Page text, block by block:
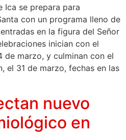
Ica se prepara para
con un programa lleno de
en la figura del Señor
inician con el
de marzo, y culminan con el
el 31 de marzo, fechas en las
nuevo
en